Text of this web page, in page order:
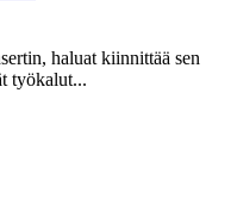
haluat kiinnittää sen
työkalut...